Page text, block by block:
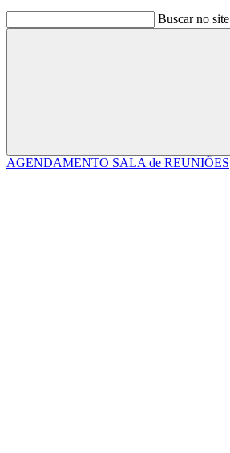
Buscar no site
Buscar
AGENDAMENTO SALA de REUNIÕES